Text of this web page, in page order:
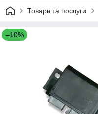
Товари та послуги
–10%